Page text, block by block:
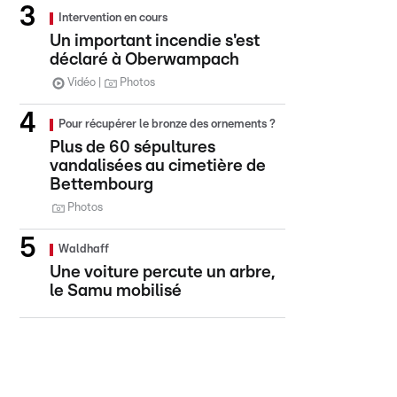
Intervention en cours
Un important incendie s'est
déclaré à Oberwampach
Vidéo Photos
Pour récupérer le bronze des ornements ?
Plus de 60 sépultures
vandalisées au cimetière de
Bettembourg
Photos
Waldhaff
Une voiture percute un arbre,
le Samu mobilisé